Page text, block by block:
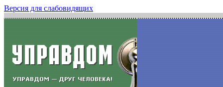
Версия для слабовидящих